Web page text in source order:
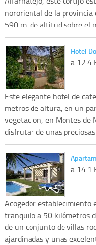
nororiental de la provincia
590 m. de altitud sobre el
Hotel
a 12.4
Este elegante hotel de
metros de altura, en un
vegetacion, en Montes de
disfrutar de unas
a 14.1
Acogedor establecimiento
tranquilo a 50 kilómetros
de un conjunto de villas
ajardinadas y unas